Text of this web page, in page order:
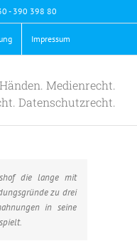
- 390 398 80
Impressum
Medienrecht.
Datenschutzrecht.
die lange mit
zu drei
in seine